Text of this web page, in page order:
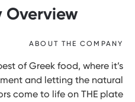
Overview
ABOUT THE COMPANY
of Greek food, where it’s
and letting the natural
come to life on THE plate.